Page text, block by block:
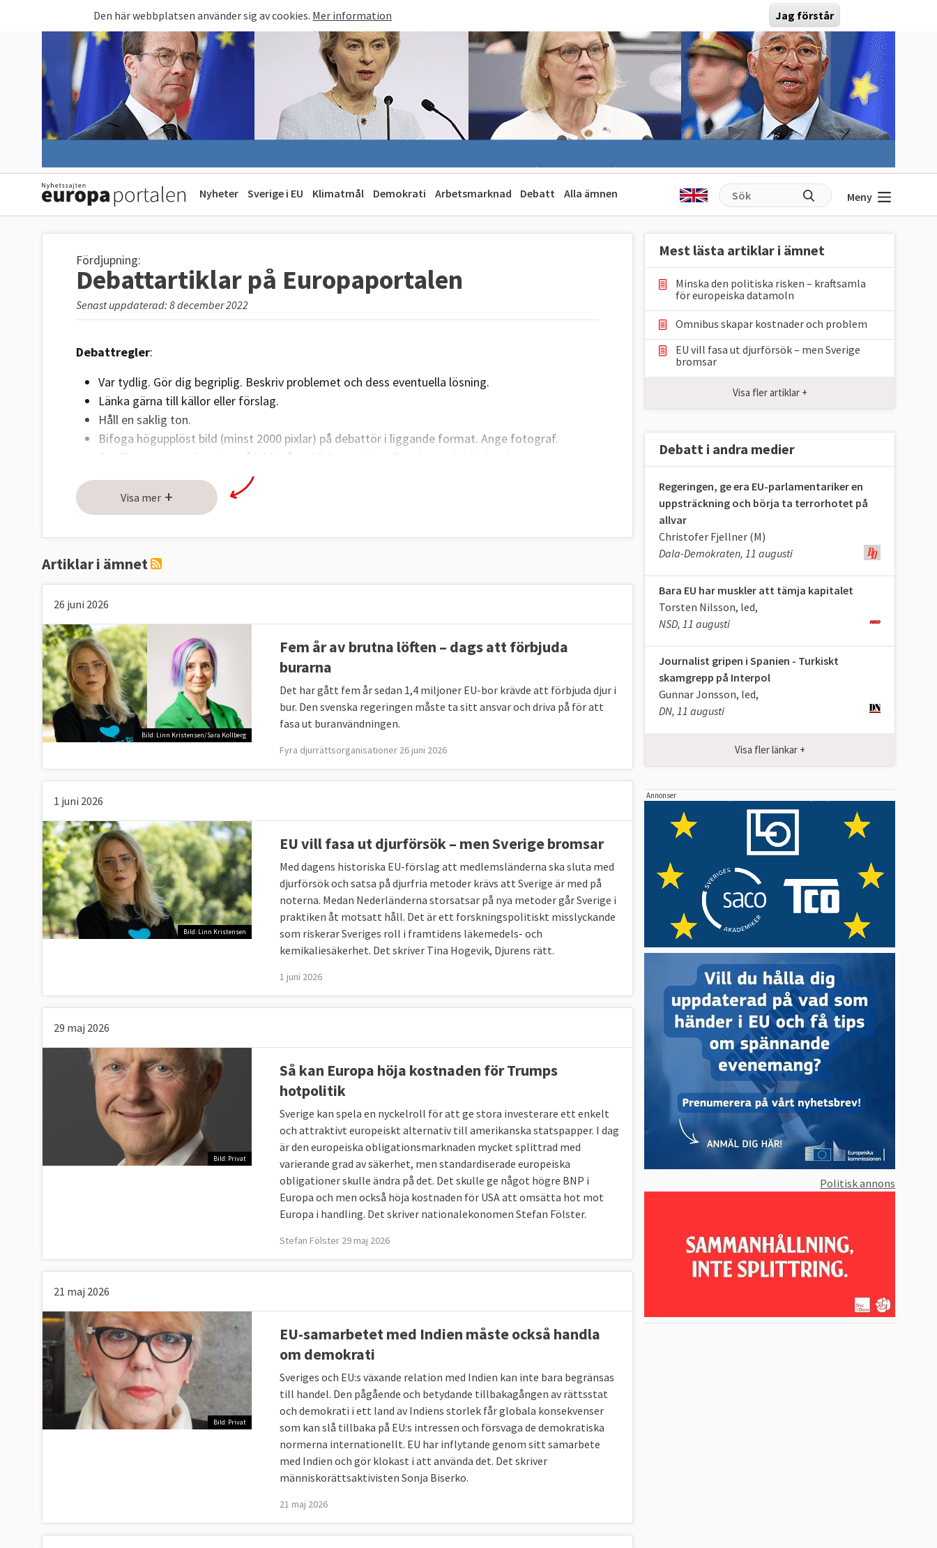
Den här webbplatsen använder sig av cookies. Mer information Jag förstår
Nyheter Sverige i EU Klimatmål Demokrati Arbetsmarknad Debatt Alla ämnen Meny
Fördjupning:
Debattartiklar på Europaportalen
Senast uppdaterad: 8 december 2022
Debattregler:
Var tydlig. Gör dig begriplig. Beskriv problemet och dess eventuella lösning.
Länka gärna till källor eller förslag.
Håll en saklig ton.
Bifoga högupplöst bild (minst 2000 pixlar) på debattör i liggande format. Ange fotograf.
Om fler personer ska visas på bild måste bilderna sättas ihop innan de skickas in.
Skicka text och bild till:
red@europaportalen.se
Visa mer +
Artiklar i ämnet
26 juni 2026
Bild: Linn Kristensen/Sara Kollberg
Fem år av brutna löften – dags att förbjuda
burarna
Det har gått fem år sedan 1,4 miljoner EU-bor krävde att förbjuda djur i
bur. Den svenska regeringen måste ta sitt ansvar och driva på för att
fasa ut buranvändningen.
Fyra djurrättsorganisationer 26 juni 2026
1 juni 2026
Bild: Linn Kristensen
EU vill fasa ut djurförsök – men Sverige bromsar
Med dagens historiska EU-förslag att medlemsländerna ska sluta med
djurförsök och satsa på djurfria metoder krävs att Sverige är med på
noterna. Medan Nederländerna storsatsar på nya metoder går Sverige i
praktiken åt motsatt håll. Det är ett forskningspolitiskt misslyckande
som riskerar Sveriges roll i framtidens läkemedels- och
kemikaliesäkerhet. Det skriver Tina Hogevik, Djurens rätt.
1 juni 2026
29 maj 2026
Bild: Privat
Så kan Europa höja kostnaden för Trumps
hotpolitik
Sverige kan spela en nyckelroll för att ge stora investerare ett enkelt
och attraktivt europeiskt alternativ till amerikanska statspapper. I dag
är den europeiska obligationsmarknaden mycket splittrad med
varierande grad av säkerhet, men standardiserade europeiska
obligationer skulle ändra på det. Det skulle ge något högre BNP i
Europa och men också höja kostnaden för USA att omsätta hot mot
Europa i handling. Det skriver nationalekonomen Stefan Fölster.
Stefan Fölster 29 maj 2026
21 maj 2026
Bild: Privat
EU-samarbetet med Indien måste också handla
om demokrati
Sveriges och EU:s växande relation med Indien kan inte bara begränsas
till handel. Den pågående och betydande tillbakagången av rättsstat
och demokrati i ett land av Indiens storlek får globala konsekvenser
som kan slå tillbaka på EU:s intressen och försvaga de demokratiska
normerna internationellt. EU har inflytande genom sitt samarbete
med Indien och gör klokast i att använda det. Det skriver
människorättsaktivisten Sonja Biserko.
21 maj 2026
Mest lästa artiklar i ämnet
Minska den politiska risken – kraftsamla
för europeiska datamoln
Omnibus skapar kostnader och problem
EU vill fasa ut djurförsök – men Sverige
bromsar
Visa fler artiklar +
Debatt i andra medier
Regeringen, ge era EU-parlamentariker en
uppsträckning och börja ta terrorhotet på
allvar
Christofer Fjellner (M)
Dala-Demokraten, 11 augusti
Bara EU har muskler att tämja kapitalet
Torsten Nilsson, led,
NSD, 11 augusti
Journalist gripen i Spanien - Turkiskt
skamgrepp på Interpol
Gunnar Jonsson, led,
DN, 11 augusti
Visa fler länkar +
Annonser
Politisk annons